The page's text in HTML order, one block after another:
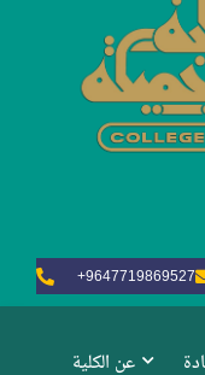
+9647719869527
عن الكلية
Home
)